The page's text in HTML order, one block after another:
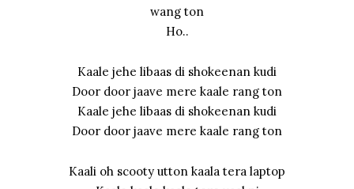
wang ton
Ho..
Kaale jehe libaas di shokeenan kudi
Door door jaave mere kaale rang ton
Kaale jehe libaas di shokeenan kudi
Door door jaave mere kaale rang ton
Kaali oh scooty utton kaala tera laptop